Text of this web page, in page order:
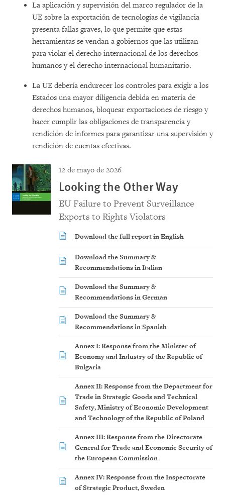
La aplicación y supervisión del marco regulador de la
UE sobre la exportación de tecnologías de vigilancia
presenta fallas graves, lo que permite que estas
herramientas se vendan a gobiernos que las utilizan
para violar el derecho internacional de los derechos
humanos y el derecho internacional humanitario.
La UE debería endurecer los controles para exigir a los
Estados una mayor diligencia debida en materia de
derechos humanos, bloquear exportaciones de riesgo y
hacer cumplir las obligaciones de transparencia y
rendición de informes para garantizar una supervisión y
rendición de cuentas efectivas.
12 de mayo de 2026
Looking the Other Way
EU Failure to Prevent Surveillance
Exports to Rights Violators
Download the full report in English
Download the Summary &
Recommendations in Italian
Download the Summary &
Recommendations in German
Download the Summary &
Recommendations in Spanish
Annex I: Response from the Minister of
Economy and Industry of the Republic of
Bulgaria
Annex II: Response from the Department for
Trade in Strategic Goods and Technical
Safety, Ministry of Economic Development
and Technology of the Republic of Poland
Annex III: Response from the Directorate
General for Trade and Economic Security of
the European Commission
Annex IV: Response from the Inspectorate
of Strategic Product, Sweden